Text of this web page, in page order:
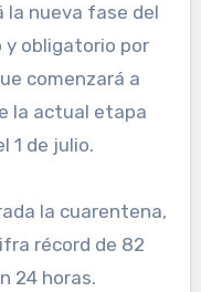
nueva fase del
obligatorio por
comenzará a
la actual etapa
1 de julio.
la cuarentena,
récord de 82
24 horas.